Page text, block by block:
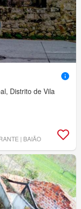
Distrito de Vila
| BAIÃO